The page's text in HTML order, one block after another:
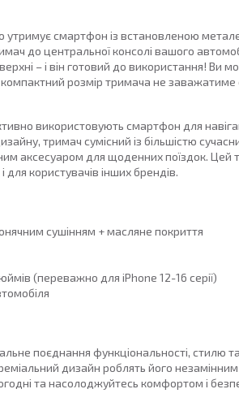
утримує смартфон із встановленою
до центральної консолі вашого
– і він готовий до використання! Ви
розмір тримача не заважатиме
використовують смартфон для
тримач сумісний із більшістю
аксесуаром для щоденних поїздок. Цей
користувачів інших брендів.
сушінням + масляне покриття
(переважно для iPhone 12-16 серії)
поєднання функціональності, стилю
дизайн роблять його
та насолоджуйтесь комфортом і